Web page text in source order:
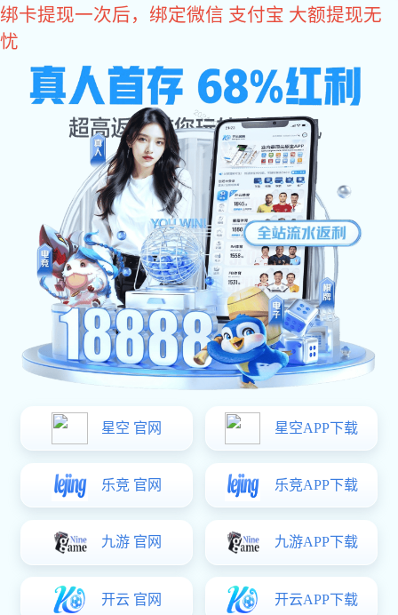
豪门国际
豪门国际:豪门国际
豪门国际:关于豪门国际
关于豪门国际
公司简介
企业愿景
豪门国际
核心品质
企业实力
研发团队
荣誉资质
组织架构
产品中心
产品中心
风电行业
豪门国际:行业应用